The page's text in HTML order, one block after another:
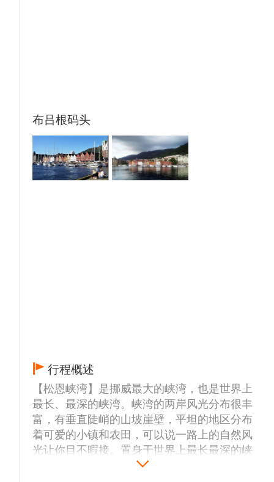
布吕根码头
行程概述
【松恩峡湾】是挪威最大的峡湾，也是世界上
最长、最深的峡湾。峡湾的两岸风光分布很丰
富，有垂直陡峭的山坡崖壁，平坦的地区分布
着可爱的小镇和农田，可以说一路上的自然风
光让你目不暇接。置身于世界上最长最深的峡
湾之间，感受大自然最富有灵气的赠予。